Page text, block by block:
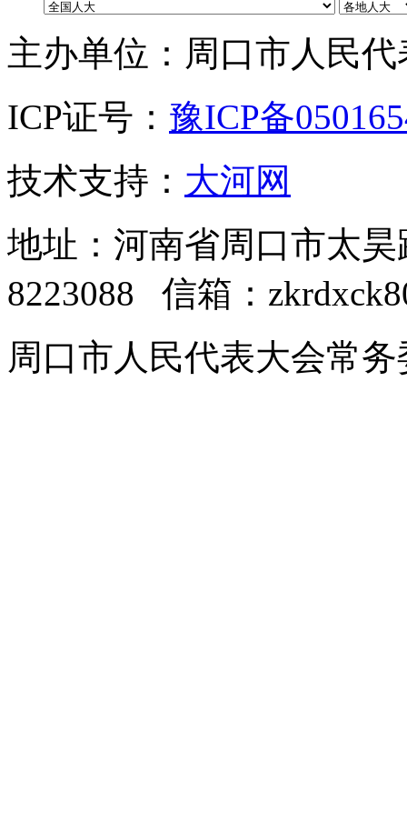
主办单位：周口市人民
ICP证号： 豫ICP备
技术支持： 大河网
地址：河南省周口市太
8223088 信箱：
周口市人民代表大会常